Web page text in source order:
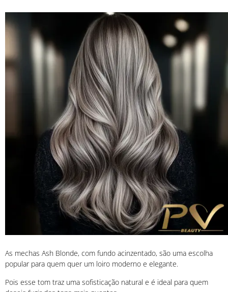
As mechas Ash Blonde, com fundo acinzentado, são uma escolha
popular para quem quer um loiro moderno e elegante.
Pois esse tom traz uma sofisticação natural e é ideal para quem